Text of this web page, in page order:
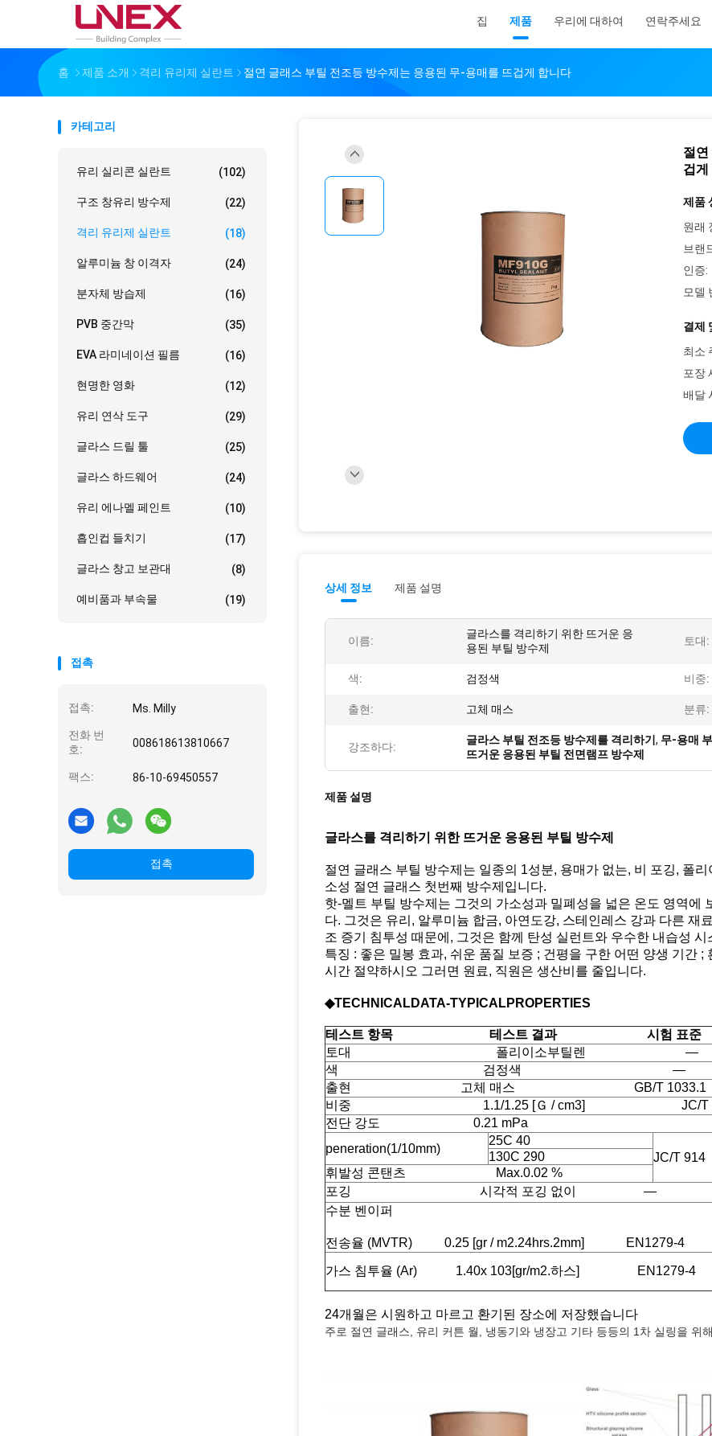
집 제품 우리에 대하여 연락주세요
홈 제품 소개 격리 유리제 실란트 절연 글래스 부틸 전조등 방수제는 응용된 무-용매를 뜨겁게 합니다
카테고리
유리 실리콘 실란트 (102)
구조 창유리 방수제 (22)
격리 유리제 실란트 (18)
알루미늄 창 이격자 (24)
분자체 방습제 (16)
PVB 중간막 (35)
EVA 라미네이션 필름 (16)
현명한 영화 (12)
유리 연삭 도구 (29)
글라스 드릴 툴 (25)
글라스 하드웨어 (24)
유리 에나멜 페인트 (10)
흡인컵 들치기 (17)
글라스 창고 보관대 (8)
예비품과 부속물 (19)
접촉
접촉: Ms. Milly
전화 번
호:
008618613810667
팩스: 86-10-69450557
접촉
절
겁
제품
원래
브랜
인증:
모델
결제
최소
포장
배달
상세 정보 제품 설명
이름:
글라스를 격리하기 위한 뜨거운 응
용된 부틸 방수제
토대:
색: 검정색 비중:
출현: 고체 매스 분류:
강조하다:
글라스 부틸 전조등 방수제를 격리하기 , 무-용매
뜨거운 응용된 부틸 전면램프 방수제
제품 설명
글라스를 격리하기 위한 뜨거운 응용된 부틸 방수제
절연 글래스 부틸 방수제는 일종의 1성분, 용매가 없는, 비 포깅, 폴
소성 절연 글래스 첫번째 방수제입니다.
핫-멜트 부틸 방수제는 그것의 가소성과 밀폐성을 넓은 온도 영역에
다. 그것은 유리, 알루미늄 합금, 아연도강, 스테인레스 강과 다른 재
조 증기 침투성 때문에, 그것은 함께 탄성 실런트와 우수한 내습성
특징 : 좋은 밀봉 효과, 쉬운 품질 보증 ; 건평을 구한 어떤 양생 기간 ;
시간 절약하시오 그러면 원료, 직원은 생산비를 줄입니다.
◆TECHNICALDATA-TYPICALPROPERTIES
테스트 항목 테스트 결과 시험 표준
토대 폴리이소부틸렌 ―
색 검정색 ―
출현 고체 매스 GB/T 1033.1
비중 1.1/1.25 [Ｇ / cm3] JC/T
전단 강도 0.21 mPa
peneration(1/10mm)
25C 40
JC/T 914
130C 290
휘발성 콘탠츠 Max.0.02 %
포깅 시각적 포깅 없이 ―
수분 벤이퍼
전송율 (MVTR) 0.25 [gr / m2.24hrs.2mm] EN1279-4
가스 침투율 (Ar) 1.40x 103[gr/m2.하스] EN1279-4
24개월은 시원하고 마르고 환기된 장소에 저장했습니다
주로 절연 글래스, 유리 커튼 월, 냉동기와 냉장고 기타 등등의 1차 실링을 위